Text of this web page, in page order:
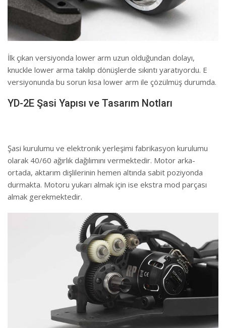
İlk çıkan versiyonda lower arm uzun olduğundan dolayı,
knuckle lower arma takılıp dönüşlerde sıkıntı yaratıyordu. E
versiyonunda bu sorun kısa lower arm ile çözülmüş durumda.
YD-2E Şasi Yapısı ve Tasarım Notları
Şasi kurulumu ve elektronik yerleşimi fabrikasyon kurulumu
olarak 40/60 ağırlık dağılımını vermektedir. Motor arka-
ortada, aktarım dişlilerinin hemen altında sabit poziyonda
durmakta. Motoru yukarı almak için ise ekstra mod parçası
almak gerekmektedir.